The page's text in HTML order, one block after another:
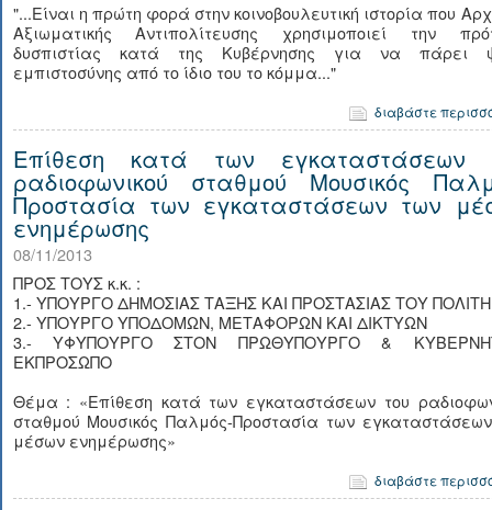
"...Είναι η πρώτη φορά στην κοινοβουλευτική ιστορία που
Αξιωματικής Αντιπολίτευσης χρησιμοποιεί την
δυσπιστίας κατά της Κυβέρνησης για να πάρει
εμπιστοσύνης από το ίδιο του το κόμμα..."
διαβάστε
Επίθεση κατά των εγκαταστάσεων
ραδιοφωνικού σταθμού Μουσικός
Προστασία των εγκαταστάσεων των
ενημέρωσης
08/11/2013
ΠΡΟΣ ΤΟΥΣ κ.κ. :
1.- ΥΠΟΥΡΓΟ ΔΗΜΟΣΙΑΣ ΤΑΞΗΣ ΚΑΙ ΠΡΟΣΤΑΣΙΑΣ ΤΟΥ ΠΟΛΙΤΗ
2.- ΥΠΟΥΡΓΟ ΥΠΟΔΟΜΩΝ, ΜΕΤΑΦΟΡΩΝ ΚΑΙ ΔΙΚΤΥΩΝ
3.- ΥΦΥΠΟΥΡΓΟ ΣΤΟΝ ΠΡΩΘΥΠΟΥΡΓΟ &
ΕΚΠΡΟΣΩΠΟ
Θέμα : «Επίθεση κατά των εγκαταστάσεων του
σταθμού Μουσικός Παλμός-Προστασία των
μέσων ενημέρωσης»
διαβάστε